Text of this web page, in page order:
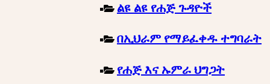
ልዩ ልዩ የሐጅ ጉዳዮች
በኢህራም የማይፈቀዱ ተግባራት
የሐጅ እና ኡምራ ህግጋት